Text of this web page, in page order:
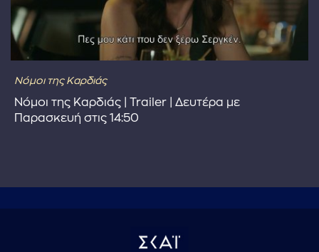
Νόμοι της Καρδιάς
Νόμοι της Καρδιάς | Trailer | Δευτέρα με
Παρασκευή στις 14:50